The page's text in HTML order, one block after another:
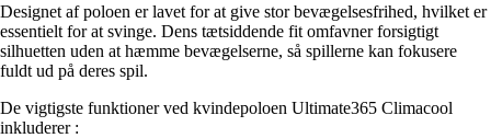
Designet af poloen er lavet for at give stor bevægelsesfrihed, hvilket er
essentielt for at svinge. Dens tætsiddende fit omfavner forsigtigt
silhuetten uden at hæmme bevægelserne, så spillerne kan fokusere
fuldt ud på deres spil.
De vigtigste funktioner ved kvindepoloen Ultimate365 Climacool
inkluderer :